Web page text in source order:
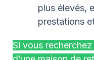
plus élevés,
prestations
Si vous